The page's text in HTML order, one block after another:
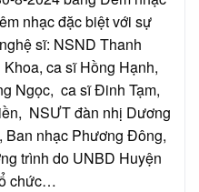
nhạc đặc biệt với sự
sĩ: NSND Thanh
ca sĩ Hồng Hạnh,
Ngọc, ca sĩ Đinh Tạm,
NSƯT đàn nhị Dương
Ban nhạc Phương Đông,
trình do UNBD Huyện
chức…